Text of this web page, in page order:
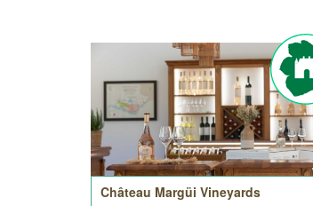
Château Margüi Vineyards